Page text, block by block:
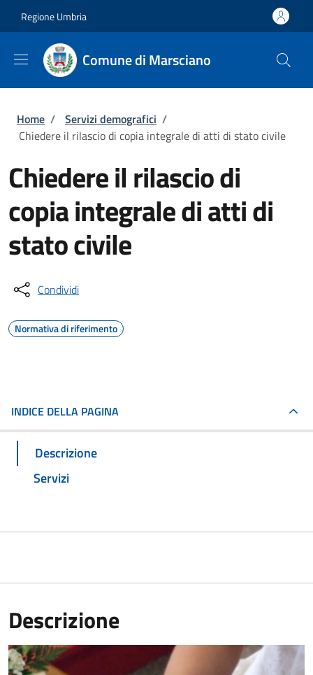
Regione Umbria
Comune di Marsciano
Briciole di pane
Home / Servizi demografici /
Chiedere il rilascio di copia integrale di atti di stato civile
Chiedere il rilascio di
copia integrale di atti di
stato civile
Condividi
Normativa di riferimento
INDICE DELLA PAGINA
Descrizione
Servizi
Descrizione